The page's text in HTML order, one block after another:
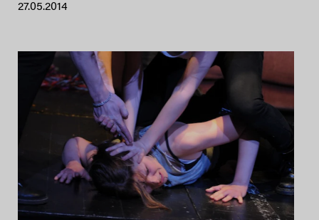
27.05.2014